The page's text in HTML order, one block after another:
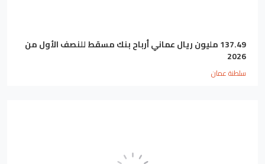
137.49 مليون ريال عماني أرباح بنك مسقط للنصف الأول من
2026
سلطنة عمان